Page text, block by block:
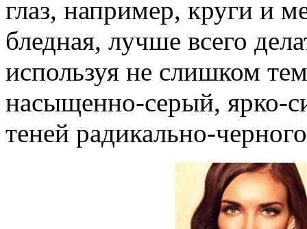
глаз, например, круги и
бледная, лучше всего
используя не слишком
насыщенно-серый, ярко-
теней радикально-